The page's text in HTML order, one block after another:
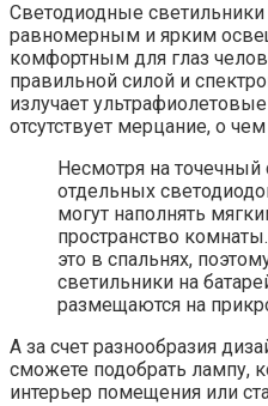
Светодиодные
равномерным и ярким
комфортным для глаз
правильной силой и
излучает
отсутствует мерцание, о
Несмотря на точечный
отдельных
могут наполнять
пространство
это в спальнях,
светильники на
размещаются на
А за счет разнообразия
сможете подобрать лампу,
интерьер помещения или